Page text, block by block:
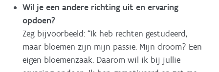
Wil je een andere richting uit en ervaring
opdoen?
Zeg bijvoorbeeld: “Ik heb rechten gestudeerd,
maar bloemen zijn mijn passie. Mijn droom? Een
eigen bloemenzaak. Daarom wil ik bij jullie